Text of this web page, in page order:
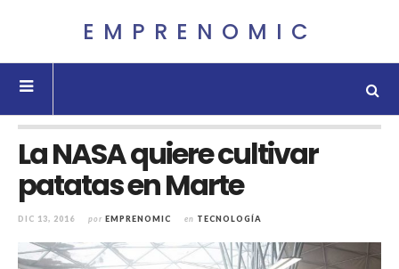
EMPRENOMIC
La NASA quiere cultivar
patatas en Marte
DIC 13, 2016 por EMPRENOMIC en TECNOLOGÍA